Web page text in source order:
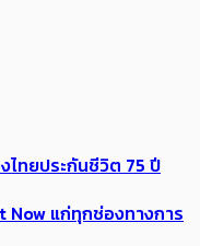
ไทยประกันชีวิต 75 ปี
แก่ทุกช่องทางการ